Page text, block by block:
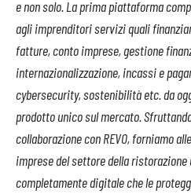
e non solo. La prima piattaforma
agli imprenditori servizi quali
fatture, conto imprese, gestione
internazionalizzazione, incassi e
cybersecurity, sostenibilità etc. da
prodotto unico sul mercato.
collaborazione con REVO, forniamo
imprese del settore della ristorazione
completamente digitale che le